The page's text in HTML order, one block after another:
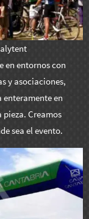
en entornos con
y asociaciones,
enteramente en
Creamos
sea el evento.